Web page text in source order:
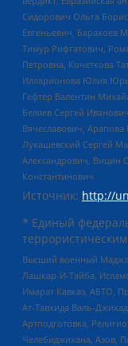
Сидорович Ольга
Евгеньевич, Барахоев
Тимур Рифгатович,
Петровна, Кочеткова
Илларионова Юлия
Гефтер Валентин
Беляев Сергей
Вячеславович,
Лукашевский Сергей
Александрович, Вицин
Константинович
Источник: http://
* Единый
Высший военный
Лашкар-И-Тайба,
Имарат Кавказ, АБТО,
Ат-Тавхида Валь-
Артподготовка,
Челебиджихана, Азов,